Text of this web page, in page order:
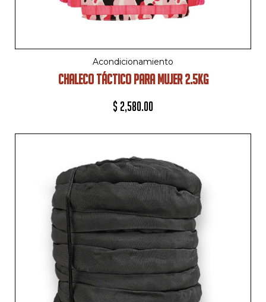
Acondicionamiento
CHALECO TÁCTICO PARA MUJER 2.5KG
$ 2,580.00